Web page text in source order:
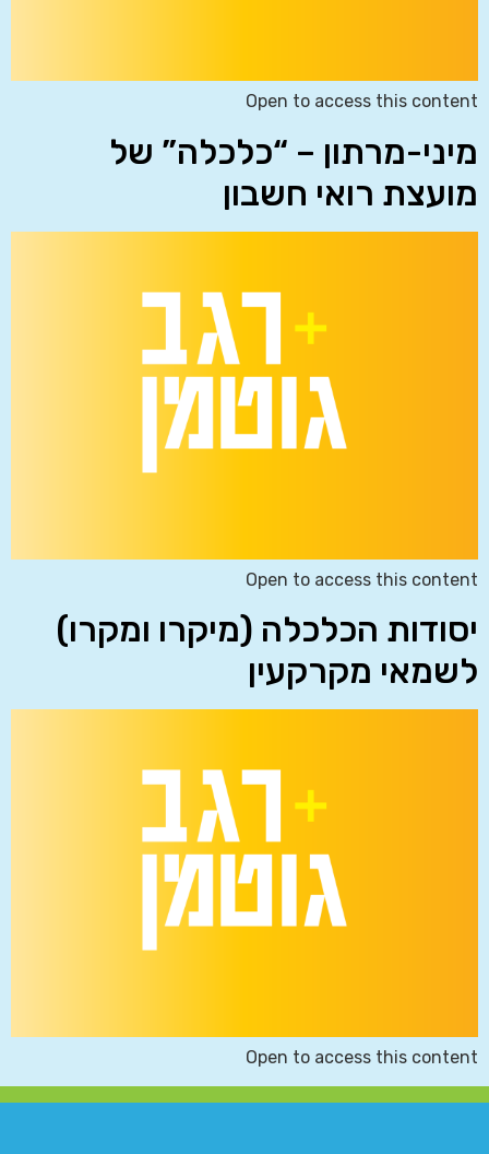
Open to access this content
מיני-מרתון – “כלכלה” של
מועצת רואי חשבון
Open to access this content
יסודות הכלכלה (מיקרו ומקרו)
לשמאי מקרקעין
Open to access this content